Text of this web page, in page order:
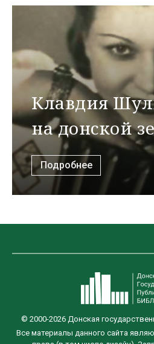
Клавдия
на донской
Подробнее
© 2000-2026 Донская
Все материалы данного сайта